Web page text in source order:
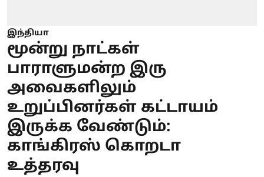
இந்தியா
மூன்று நாட்கள்
பாராளுமன்ற இரு
அவைகளிலும்
உறுப்பினர்கள் கட்டாயம்
இருக்க வேண்டும்:
காங்கிரஸ் கொறடா
உத்தரவு